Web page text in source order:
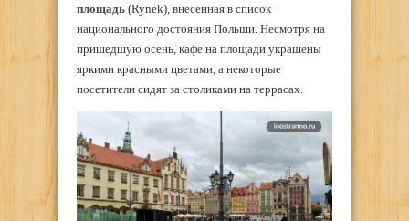
площадь (Rynek), внесенная в список
национального достояния Польши. Несмотря на
пришедшую осень, кафе на площади украшены
яркими красными цветами, а некоторые
посетители сидят за столиками на террасах.